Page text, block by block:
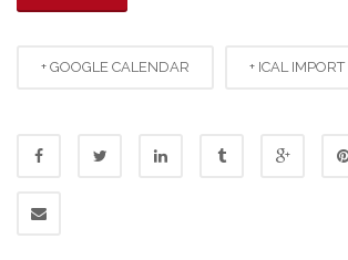
+ GOOGLE CALENDAR + ICAL IMPORT